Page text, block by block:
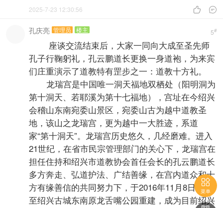
座谈交流结束后，大家一同向大成至圣先师
孔子行鞠躬礼，孔云鹏道长更换一身道袍，为来宾
们庄重演示了道教特有罡步之一：道教十方礼。
龙瑞宫是中国唯一洞天福地双栖处（阳明洞为
第十洞天、若耶溪为第十七福地），宫址在今绍兴
会稽山东南宛委山景区，宛委山古为越中道教圣
地，该山之龙瑞宫，更为越中一大胜迹，系道
家“第十洞天”。龙瑞宫历史悠久，几经磨难。进入
21世纪，在省市民宗管理部门的关心下，龙瑞宫在
担任住持和绍兴市道教协会首任会长的孔云鹏道长
多方奔走、弘道护法、广结善缘，在宫内道众和十
方有缘善信的共同努力下，于2016年11月8日移址

菜单